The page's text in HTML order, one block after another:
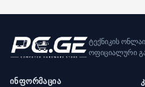
ტექნიკის
ოფიციალური
ინფორმაცია